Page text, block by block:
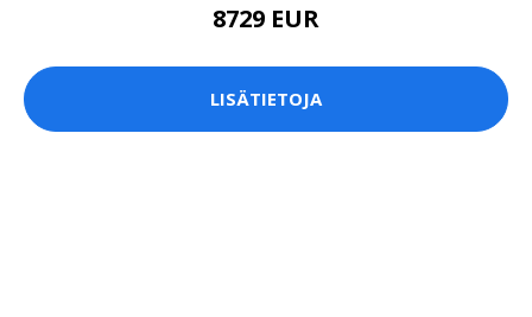
8729 EUR
LISÄTIETOJA